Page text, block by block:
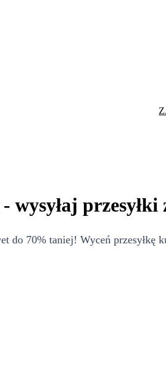
wysyłaj przesyłki
do 70% taniej! Wyceń